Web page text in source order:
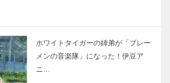
ホワイトタイガーの姉弟が「ブレー
メンの音楽隊」になった！伊豆ア
ニ…